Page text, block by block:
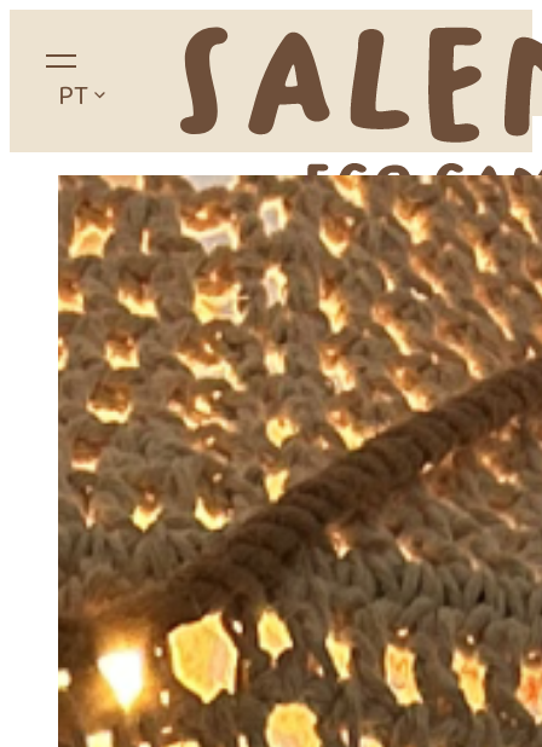
Home
Sobre
Campismo
Alojamentos
Glamping
Apartamentos
Estúdios
Estadas de Longa
Duração
Os Nossos Espaços
Nazari Restaurante
PT